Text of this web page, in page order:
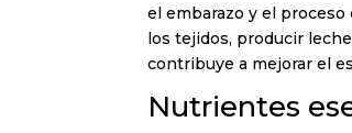
el embarazo y el
los tejidos, producir
contribuye a mejorar el
Nutrientes